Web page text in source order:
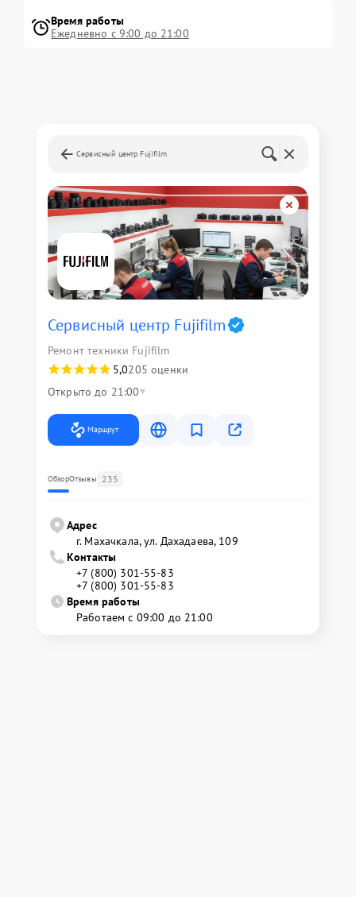
Время работы
Ежедневно с 9:00 до 21:00
Сервисный центр Fujifilm
Сервисный центр Fujifilm
Ремонт техники Fujifilm
5,0205 оценки
Открыто до 21:00
Маршрут
ОбзорОтзывы 235
Адрес
г. Махачкала, ул. Дахадаева, 109
Контакты
+7 (800) 301-55-83
+7 (800) 301-55-83
Время работы
Работаем с 09:00 до 21:00